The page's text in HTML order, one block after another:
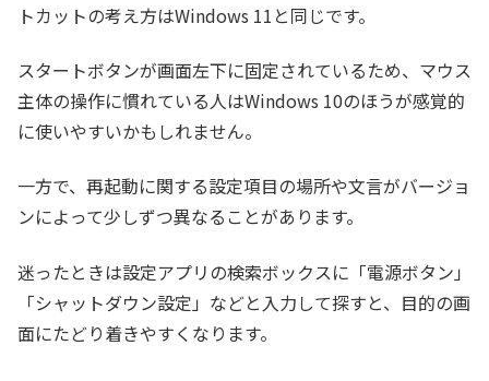
トカットの考え方はWindows 11と同じです。
スタートボタンが画面左下に固定されているため、マウス
主体の操作に慣れている人はWindows 10のほうが感覚的
に使いやすいかもしれません。
一方で、再起動に関する設定項目の場所や文言がバージョ
ンによって少しずつ異なることがあります。
迷ったときは設定アプリの検索ボックスに「電源ボタン」
「シャットダウン設定」などと入力して探すと、目的の画
面にたどり着きやすくなります。